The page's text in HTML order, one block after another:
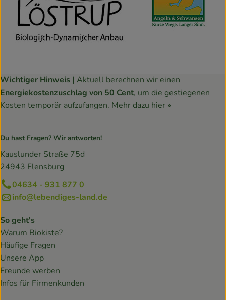
Wichtiger Hinweis | Aktuell berechnen wir einen
Energiekostenzuschlag von 50 Cent, um die gestiegenen
Kosten temporär aufzufangen. Mehr dazu hier »
Du hast Fragen? Wir antworten!
Kauslunder Straße 75d
24943 Flensburg
04634 - 931 877 0
info@lebendiges-land.de
So geht's
Warum Biokiste?
Häufige Fragen
Unsere App
Freunde werben
Infos für Firmenkunden